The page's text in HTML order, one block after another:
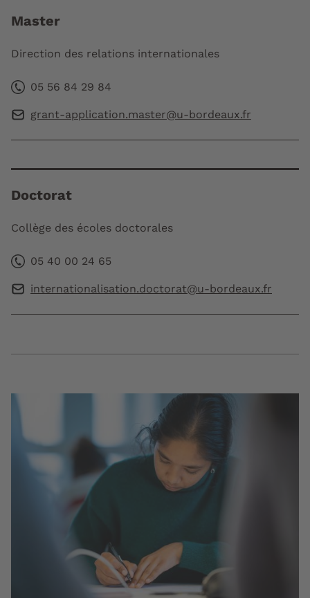
Master
Direction des relations internationales
05 56 84 29 84
grant-application.master@u-bordeaux.fr
Doctorat
Collège des écoles doctorales
05 40 00 24 65
internationalisation.doctorat@u-bordeaux.fr